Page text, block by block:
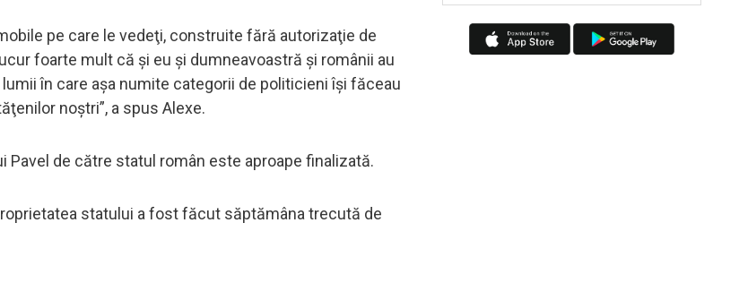
pe care le vedeţi, construite fără autorizaţie de
foarte mult că şi eu şi dumneavoastră şi românii au
în care aşa numite categorii de politicieni îşi făceau
noştri”, a spus Alexe.
Pavel de către statul român este aproape finalizată.
statului a fost făcut săptămâna trecută de